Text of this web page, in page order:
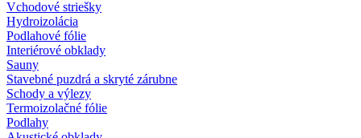
Vchodové striešky
Hydroizolácia
Podlahové fólie
Interiérové obklady
Sauny
Stavebné puzdrá a skryté zárubne
Schody a výlezy
Termoizolačné fólie
Podlahy